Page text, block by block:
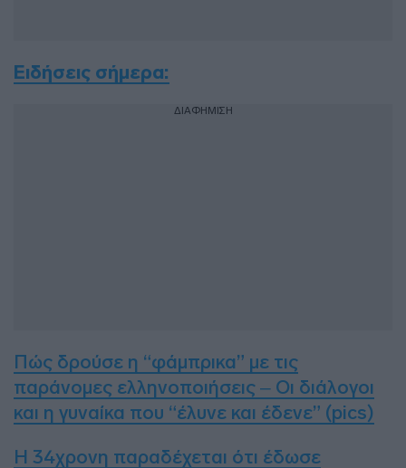
Ειδήσεις σήμερα:
ΔΙΑΦΗΜΙΣΗ
Πώς δρούσε η “φάμπρικα” με τις
παράνομες ελληνοποιήσεις – Οι διάλογοι
και η γυναίκα που “έλυνε και έδενε” (pics)
Η 34χρονη παραδέχεται ότι έδωσε